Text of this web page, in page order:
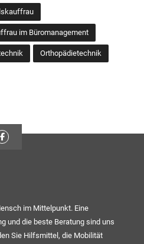
im Büromanagement
Orthopädietechnik
im Mittelpunkt. Eine
und die beste Beratung sind uns
Sie Hilfsmittel, die Mobilität